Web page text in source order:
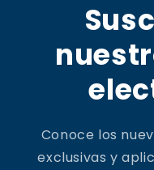
Conoce los
exclusivas y